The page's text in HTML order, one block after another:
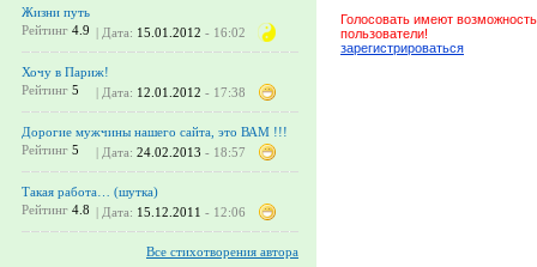
Жизни путь
Рейтинг 4.9 | Дата: 15.01.2012 - 16:02
Хочу в Париж!
Рейтинг 5 | Дата: 12.01.2012 - 17:38
Дорогие мужчины нашего сайта, это ВАМ !!!
Рейтинг 5 | Дата: 24.02.2013 - 18:57
Такая работа… (шутка)
Рейтинг 4.8 | Дата: 15.12.2011 - 12:06
Все стихотворения автора
Голосовать имеют
пользователи!
зарегистрироваться